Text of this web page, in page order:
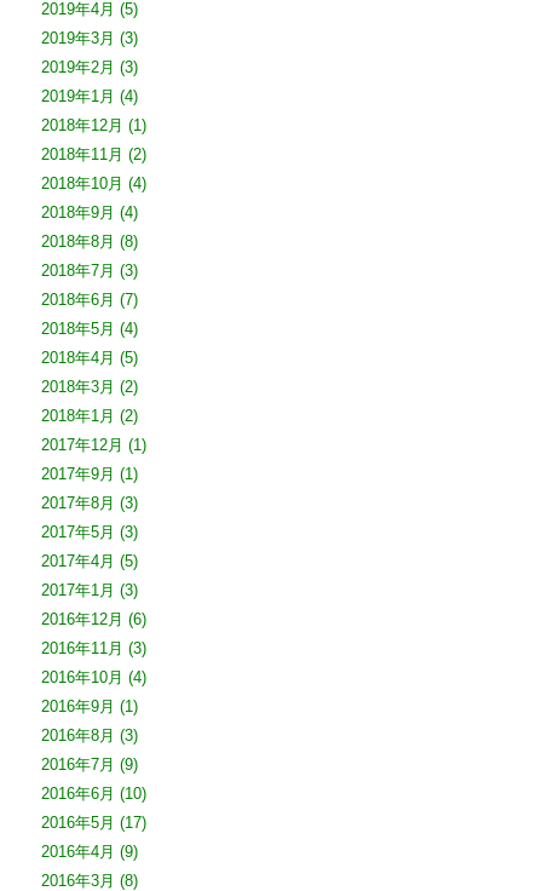
2019年4月 (5)
2019年3月 (3)
2019年2月 (3)
2019年1月 (4)
2018年12月 (1)
2018年11月 (2)
2018年10月 (4)
2018年9月 (4)
2018年8月 (8)
2018年7月 (3)
2018年6月 (7)
2018年5月 (4)
2018年4月 (5)
2018年3月 (2)
2018年1月 (2)
2017年12月 (1)
2017年9月 (1)
2017年8月 (3)
2017年5月 (3)
2017年4月 (5)
2017年1月 (3)
2016年12月 (6)
2016年11月 (3)
2016年10月 (4)
2016年9月 (1)
2016年8月 (3)
2016年7月 (9)
2016年6月 (10)
2016年5月 (17)
2016年4月 (9)
2016年3月 (8)